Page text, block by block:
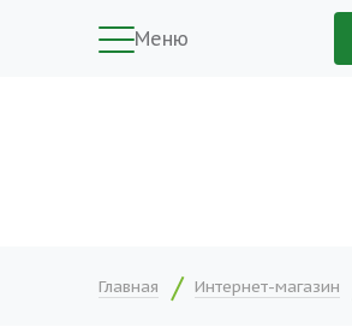
Меню
Главная Интернет-магазин